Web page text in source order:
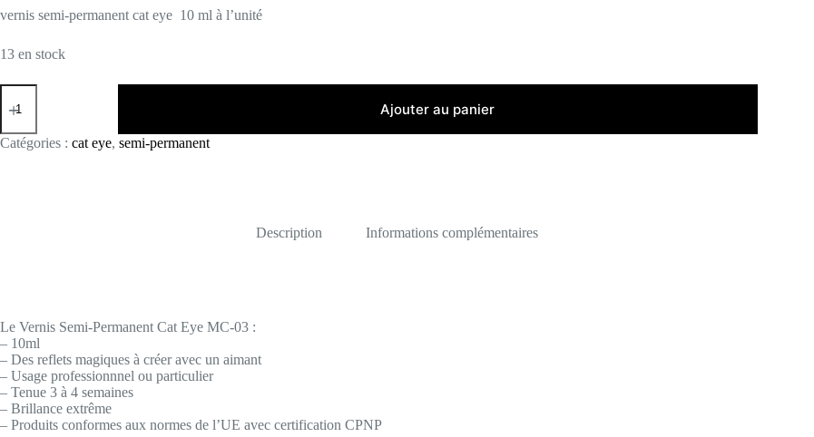
vernis semi-permanent cat eye 10 ml à l’unité
13 en stock
quantité
03
Ajouter au panier
Catégories : cat eye, semi-permanent
Description Informations complémentaires
Le Vernis Semi-Permanent Cat Eye MC-03 :
– 10ml
– Des reflets magiques à créer avec un aimant
– Usage professionnnel ou particulier
– Tenue 3 à 4 semaines
– Brillance extrême
– Produits conformes aux normes de l’UE avec certification CPNP